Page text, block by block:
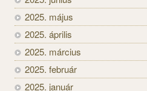
2025. május
2025. április
2025. március
2025. február
2025. január